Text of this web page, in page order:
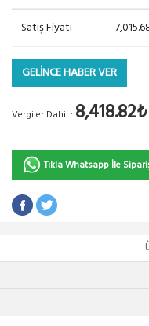
Satış Fiyatı
GELİNCE HABER VER
Vergiler Dahil : 8,418.82₺
Tıkla Whatsapp İle